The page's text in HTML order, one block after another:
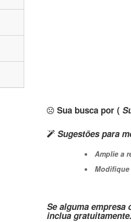
Sua busca por (
Sugestões para
Amplie a
Se alguma empresa
inclua gratuitamente.